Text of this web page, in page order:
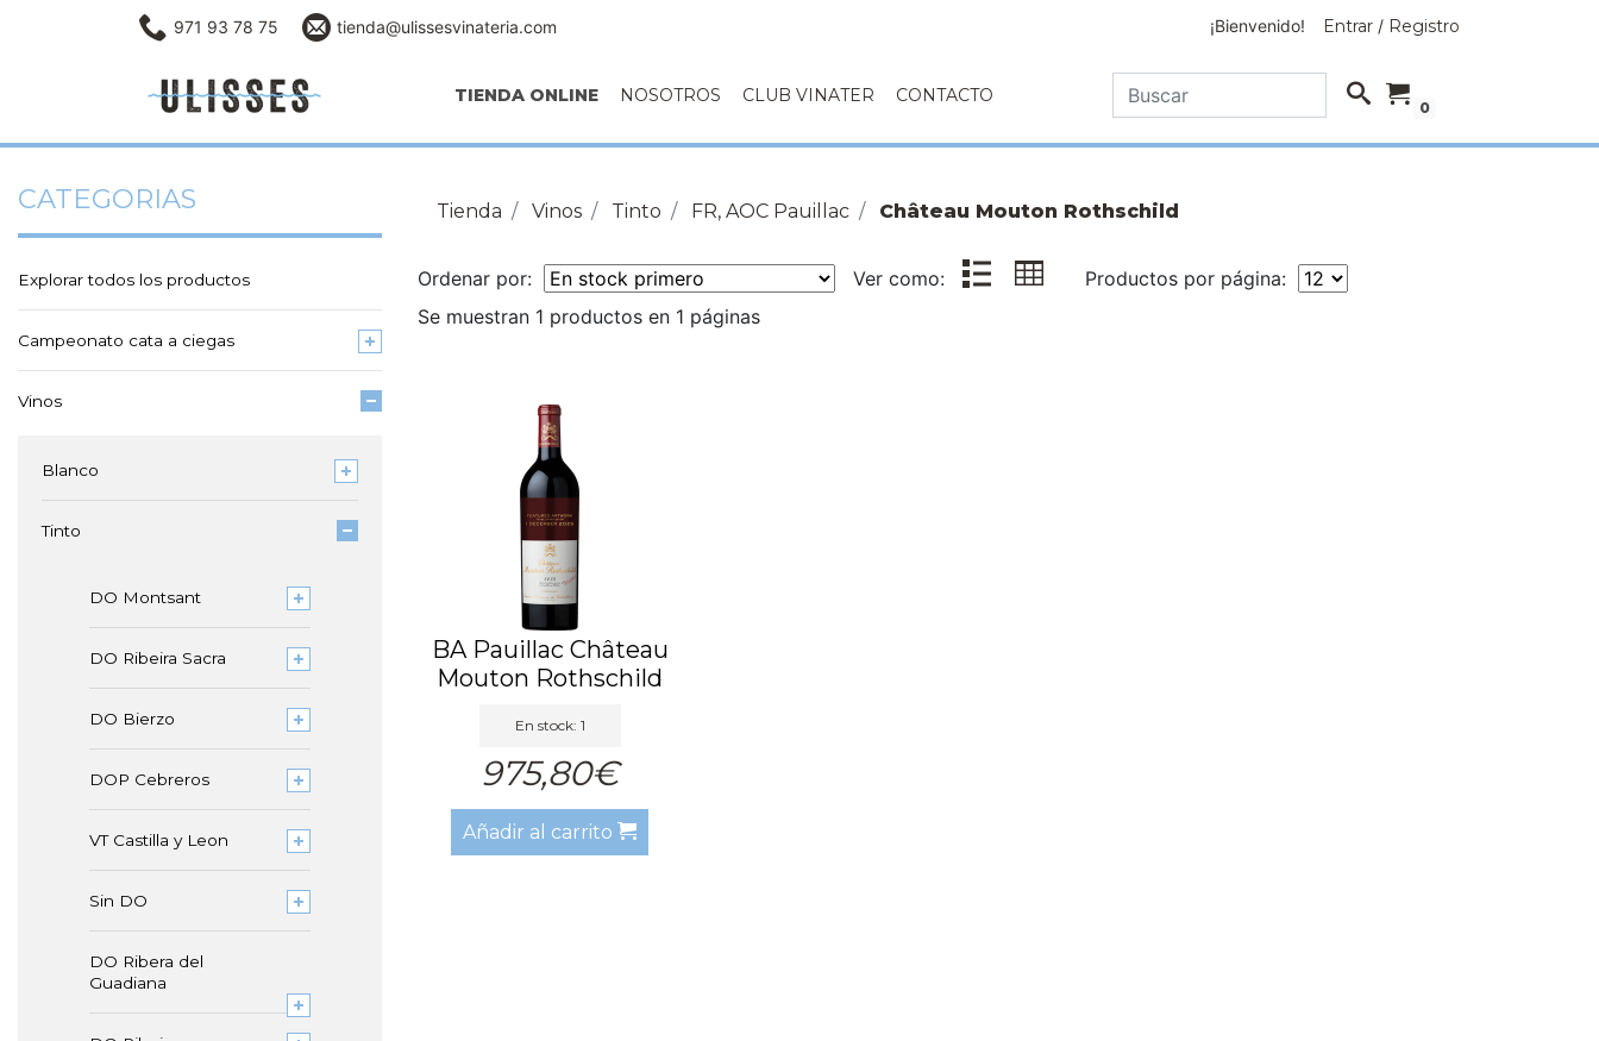
971 93 78 75 tienda@ulissesvinateria.com ¡Bienvenido! Entrar / Registro
TIENDA ONLINE NOSOTROS CLUB VINATER CONTACTO
0
CATEGORIAS
Explorar todos los productos
Campeonato cata a ciegas
Vinos
Blanco
Tinto
DO Montsant
DO Ribeira Sacra
DO Bierzo
DOP Cebreros
VT Castilla y Leon
Sin DO
DO Ribera del
Guadiana
Tienda Vinos Tinto FR, AOC Pauillac Château Mouton Rothschild
Ordenar por: Ver como:
Productos por página:
Se muestran 1 productos en 1 páginas
BA Pauillac Château
Mouton Rothschild
En stock: 1
975,80€
Añadir al carrito